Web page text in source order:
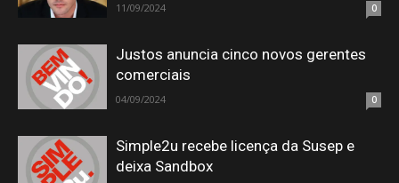
11/09/2024 0
Justos anuncia cinco novos gerentes
comerciais
04/09/2024 0
Simple2u recebe licença da Susep e
deixa Sandbox